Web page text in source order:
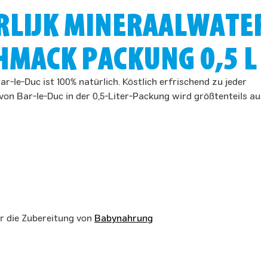
PACKUNG 0,5 L
le-Duc ist 100% natürlich. Köstlich erfrischend zu jeder
Bar-le-Duc in der 0,5-Liter-Packung wird größtenteils
die Zubereitung von Babynahrung